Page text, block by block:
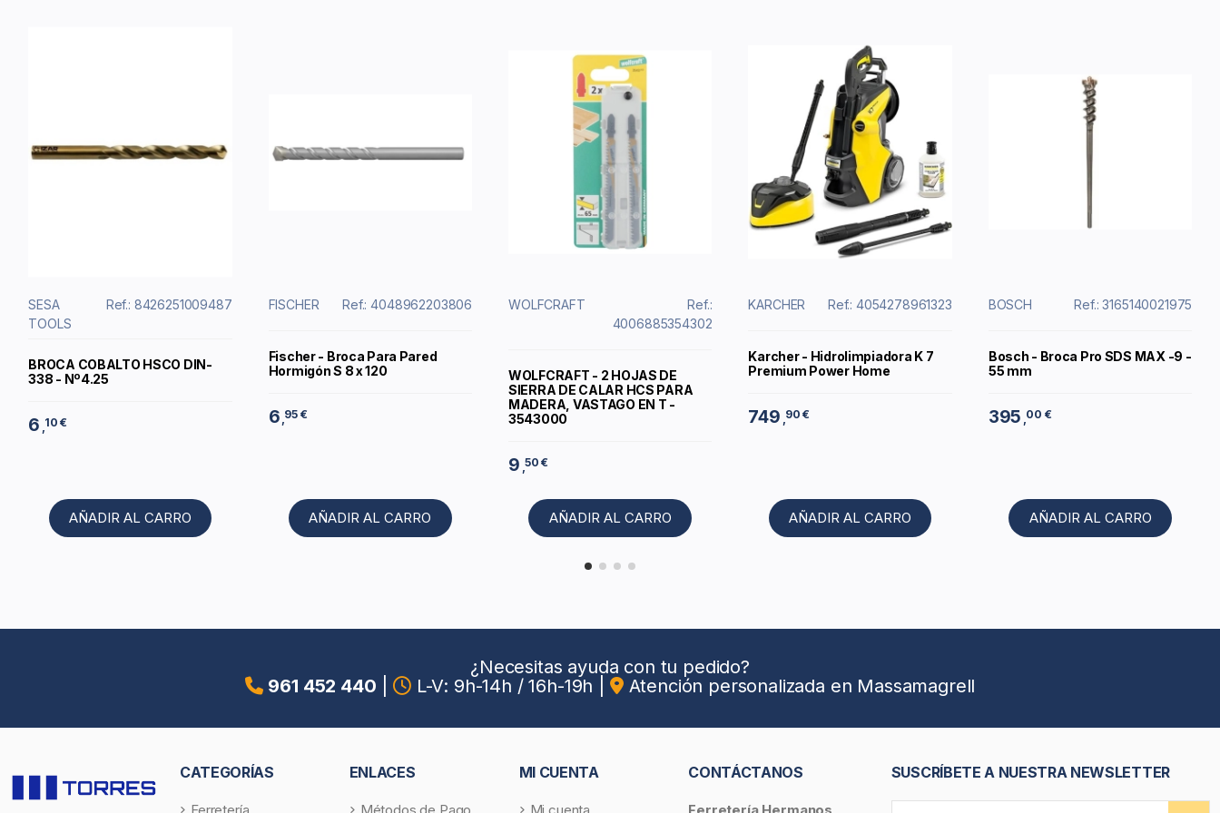
SESA
TOOLS
Ref.: 8426251009487
BROCA COBALTO HSCO DIN-
338 - Nº4.25
6 ,10 €
AÑADIR AL CARRO
FISCHER Ref.: 4048962203806
Fischer - Broca Para Pared
Hormigón S 8 x 120
6 ,95 €
AÑADIR AL CARRO
WOLFCRAFT
Ref.:
4006885354302
WOLFCRAFT - 2 HOJAS DE
SIERRA DE CALAR HCS PARA
MADERA, VASTAGO EN T -
3543000
9 ,50 €
AÑADIR AL CARRO
KARCHER Ref.: 4054278961323
Karcher - Hidrolimpiadora K 7
Premium Power Home
749 ,90 €
AÑADIR AL CARRO
BOSCH Ref.: 3165140021975
Bosch - Broca Pro SDS MAX -9 -
55 mm
395 ,00 €
AÑADIR AL CARRO
¿Necesitas ayuda con tu pedido?
961 452 440
L-V: 9h-14h / 16h-19h Atención personalizada en Massamagrell
CATEGORÍAS ENLACES MI CUENTA CONTÁCTANOS SUSCRÍBETE A NUESTRA NEWSLETTER